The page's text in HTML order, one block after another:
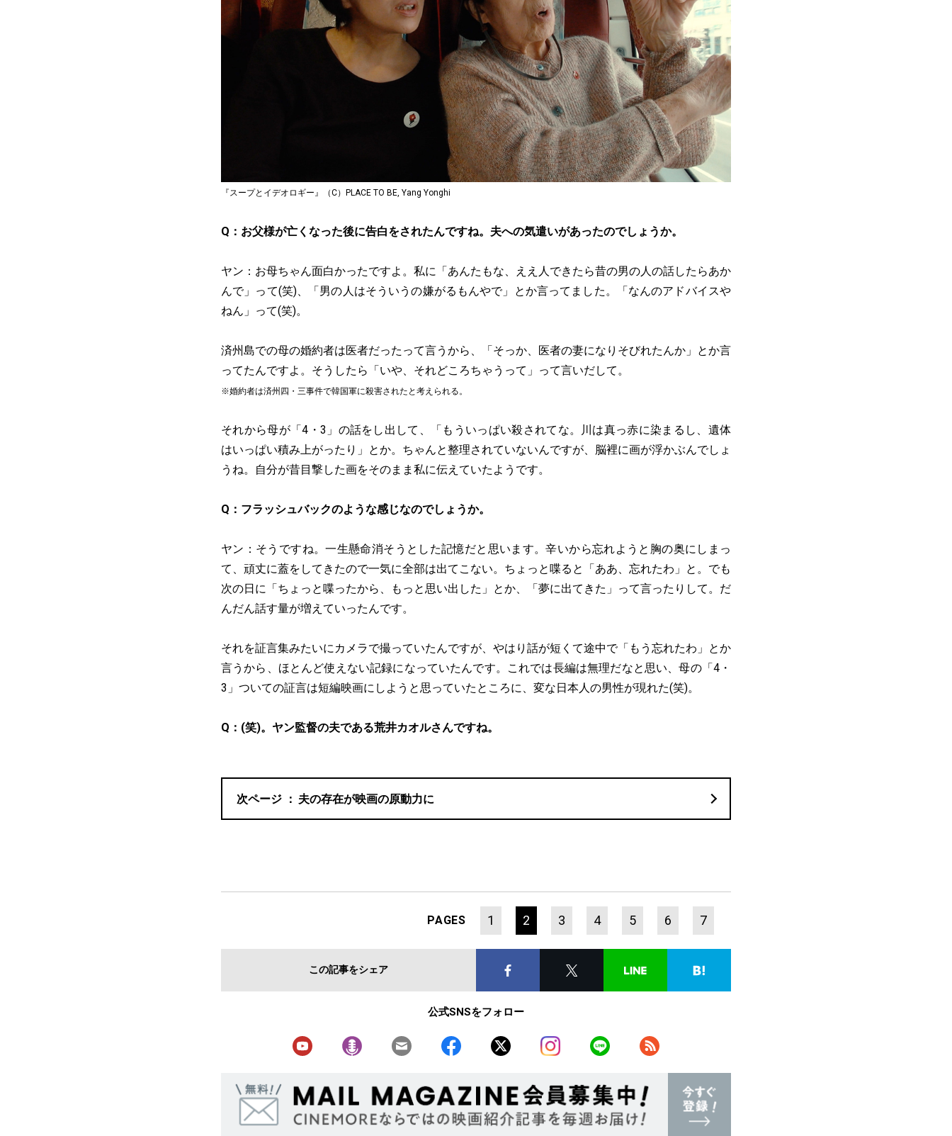
『スープとイデオロギー』（C）PLACE TO BE, Yang Yonghi
Q：お父様が亡くなった後に告白をされたんですね。夫への気遣いがあったのでしょうか。
ヤン：お母ちゃん面白かったですよ。私に「あんたもな、ええ人できたら昔の男の人の話したらあか
んで」って(笑)、「男の人はそういうの嫌がるもんやで」とか言ってました。「なんのアドバイスや
ねん」って(笑)。
済州島での母の婚約者は医者だったって言うから、「そっか、医者の妻になりそびれたんか」とか言
ってたんですよ。そうしたら「いや、それどころちゃうって」って言いだして。
※婚約者は済州四・三事件で韓国軍に殺害されたと考えられる。
それから母が「4・3」の話をし出して、「もういっぱい殺されてな。川は真っ赤に染まるし、遺体
はいっぱい積み上がったり」とか。ちゃんと整理されていないんですが、脳裡に画が浮かぶんでしょ
うね。自分が昔目撃した画をそのまま私に伝えていたようです。
Q：フラッシュバックのような感じなのでしょうか。
ヤン：そうですね。一生懸命消そうとした記憶だと思います。辛いから忘れようと胸の奥にしまっ
て、頑丈に蓋をしてきたので一気に全部は出てこない。ちょっと喋ると「ああ、忘れたわ」と。でも
次の日に「ちょっと喋ったから、もっと思い出した」とか、「夢に出てきた」って言ったりして。だ
んだん話す量が増えていったんです。
それを証言集みたいにカメラで撮っていたんですが、やはり話が短くて途中で「もう忘れたわ」とか
言うから、ほとんど使えない記録になっていたんです。これでは長編は無理だなと思い、母の「4・
3」ついての証言は短編映画にしようと思っていたところに、変な日本人の男性が現れた(笑)。
Q：(笑)。ヤン監督の夫である荒井カオルさんですね。
夫の存在が映画の原動力に
PAGES 1 2 3 4 5 6 7
この記事をシェア
公式SNSをフォロー